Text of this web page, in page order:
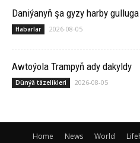
Daniýanyň şa gyzy harby
Habarlar 2026-08-05
Awtoýola Trampyň ady dakyldy
Dünýä täzelikleri 2026-08-05
Home News World